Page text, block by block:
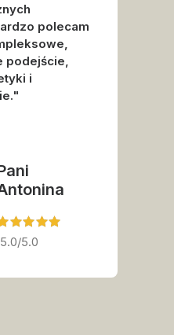
polecam
podejście,
i
5.0/5.0